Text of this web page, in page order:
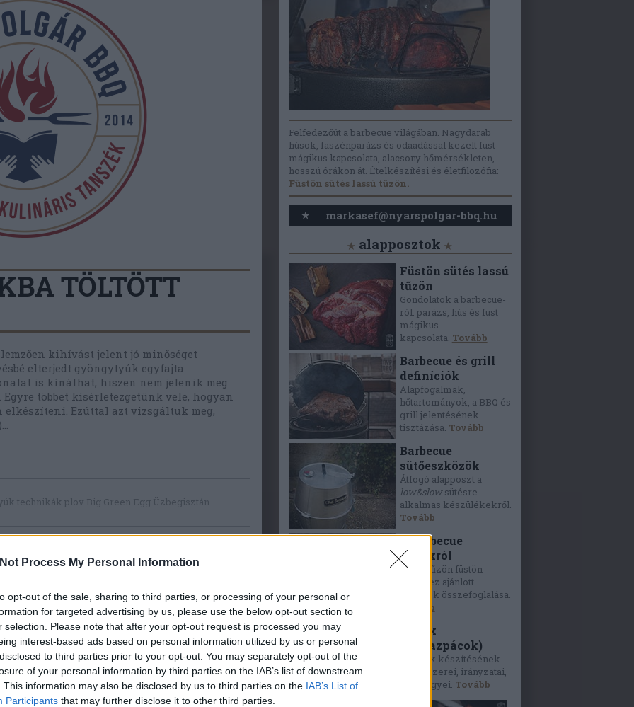
Process My Personal Information
opt-out of the sale, sharing to third parties, or processing of your personal or
for targeted advertising by us, please use the below opt-out section to
selection. Please note that after your opt-out request is processed you may
interest-based ads based on personal information utilized by us or personal
to third parties prior to your opt-out. You may separately opt-out of the
of your personal information by third parties on the IAB’s list of downstream
This information may also be disclosed by us to third parties on the IAB’s List of
Participants that may further disclose it to other third parties.
TÖLTÖTT
kihívást jelent jó minőséget
elterjedt gyöngytyúk egyfajta
is kínálhat, hiszen nem jelenik meg
többet kísérletezgetünk vele, hogyan
elkészíteni. Ezúttal azt vizsgáltuk meg,
technikák plov Big Green Egg Üzbegisztán
NYÁRSON
felett történő sütése nem túl elterjedt
nem is olyan egyszerű feladvány, mint
Felfedezőút a barbecue világában. Nagydarab
húsok, faszénparázs és odaadással kezelt füst
mágikus kapcsolata, alacsony hőmérsékleten,
hosszú órákon át. Ételkészítési és életfilozófia:
Füstön sütés lassú tűzön.
markasef@nyarspolgar-bbq.hu
alapposztok
Füstön sütés lassú
tűzön
Gondolatok a barbecue-
ról: parázs, hús és füst
mágikus
kapcsolata. Tovább
Barbecue és grill
definíciók
Alapfogalmak,
hőtartományok, a BBQ és
grill jelentésének
tisztázása. Tovább
Barbecue
sütőeszközök
Átfogó alapposzt a
low&slowsütésre
alkalmas készülékekről.
Tovább
A barbecue
húsokról
Lassú tűzön füstön
sütéshez ajánlott
húsfélék összefoglalása.
Tovább
Rubok
(szárazpácok)
A rubok készítésének
alapfűszerei, irányzatai,
stílusjegyei. Tovább